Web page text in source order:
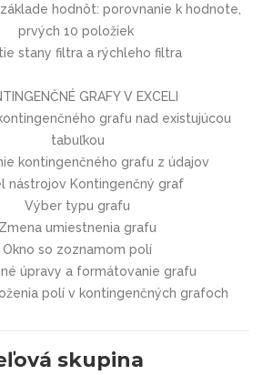
hodnôt: porovnanie k hodnote,
prvých 10 položiek
stany filtra a rýchleho filtra
GRAFY V EXCELI
grafu nad existujúcou
tabuľkou
kontingenčného grafu z údajov
nástrojov Kontingenčný graf
Výber typu grafu
Zmena umiestnenia grafu
Okno so zoznamom polí
úpravy a formátovanie grafu
polí v kontingenčných grafoch
skupina